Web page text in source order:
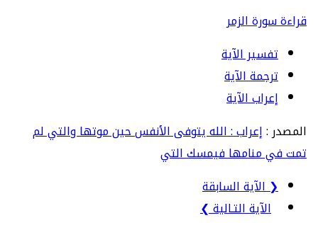
قراءة سورة الزمر
تفسير الآية
ترجمة الآية
إعراب الآية
المصدر :إعراب : الله يتوفى الأنفس حين موتها والتي لم
تمت في منامها فيمسك التي
❮ الآية السابقة
الآية التـالية ❯